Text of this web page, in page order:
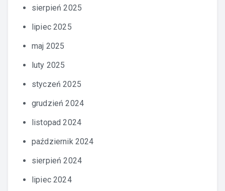
sierpień 2025
lipiec 2025
maj 2025
luty 2025
styczeń 2025
grudzień 2024
listopad 2024
październik 2024
sierpień 2024
lipiec 2024